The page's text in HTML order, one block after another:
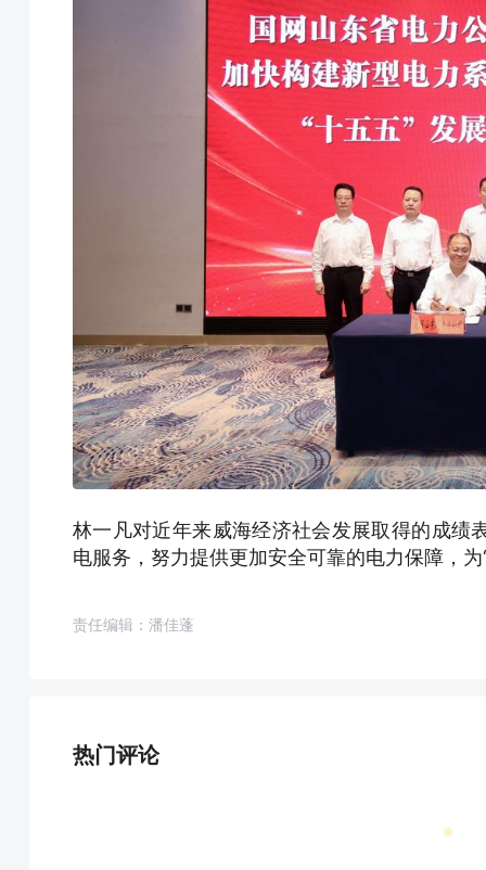
林一凡对近年来威海经济社会发展取得的成绩
电服务，努力提供更加安全可靠的电力保障，
责任编辑：潘佳蓬
热门评论